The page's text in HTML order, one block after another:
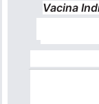
Vacina